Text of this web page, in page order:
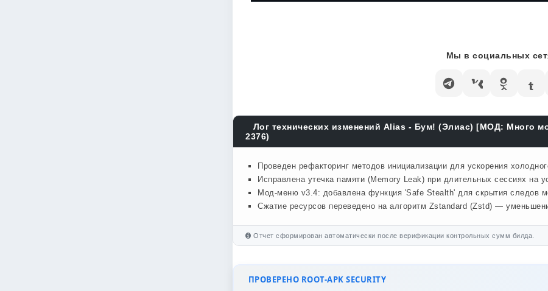
Мы в социальных
Лог технических изменений Alias - Бум! (Элиас) [МОД: Много
2376)
Проведен рефакторинг методов инициализации для ускорения
Исправлена утечка памяти (Memory Leak) при длительных сессиях на
Мод-меню v3.4: добавлена функция 'Safe Stealth' для скрытия следов
Сжатие ресурсов переведено на алгоритм Zstandard (Zstd) —
Отчет сформирован автоматически после верификации контрольных сумм билда.
ПРОВЕРЕНО ROOT-APK SECURITY